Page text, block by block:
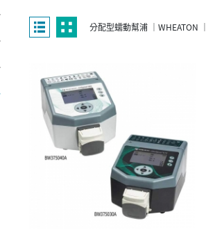
分配型蠕動幫浦 ｜WHEATON